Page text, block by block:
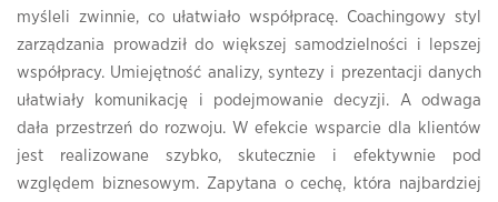
myśleli zwinnie, co ułatwiało współpracę. Coachingowy styl
zarządzania prowadził do większej samodzielności i lepszej
współpracy. Umiejętność analizy, syntezy i prezentacji danych
ułatwiały komunikację i podejmowanie decyzji. A odwaga
dała przestrzeń do rozwoju. W efekcie wsparcie dla klientów
jest realizowane szybko, skutecznie i efektywnie pod
względem biznesowym. Zapytana o cechę, która najbardziej